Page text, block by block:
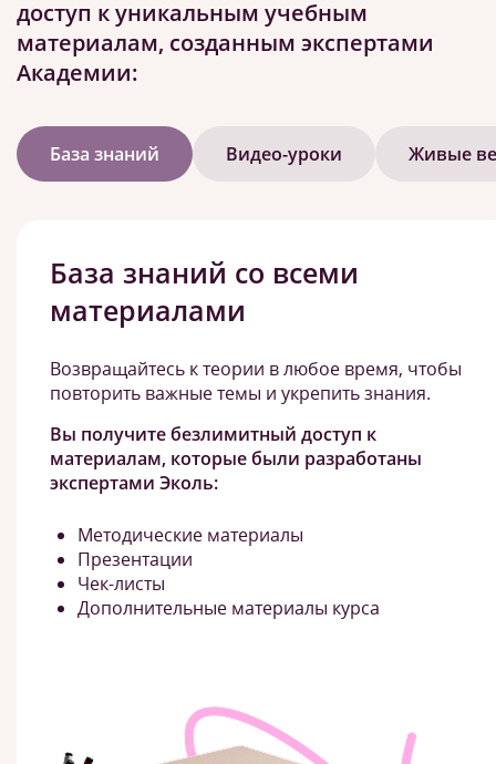
доступ к уникальным учебным
материалам, созданным экспертами
Академии:
База знаний Видео-уроки Живые
База знаний со всеми
материалами
Возвращайтесь к теории в любое время, чтобы
повторить важные темы и укрепить знания.
Вы получите безлимитный доступ к
материалам, которые были разработаны
экспертами Эколь:
Методические материалы
Презентации
Чек-листы
Дополнительные материалы курса